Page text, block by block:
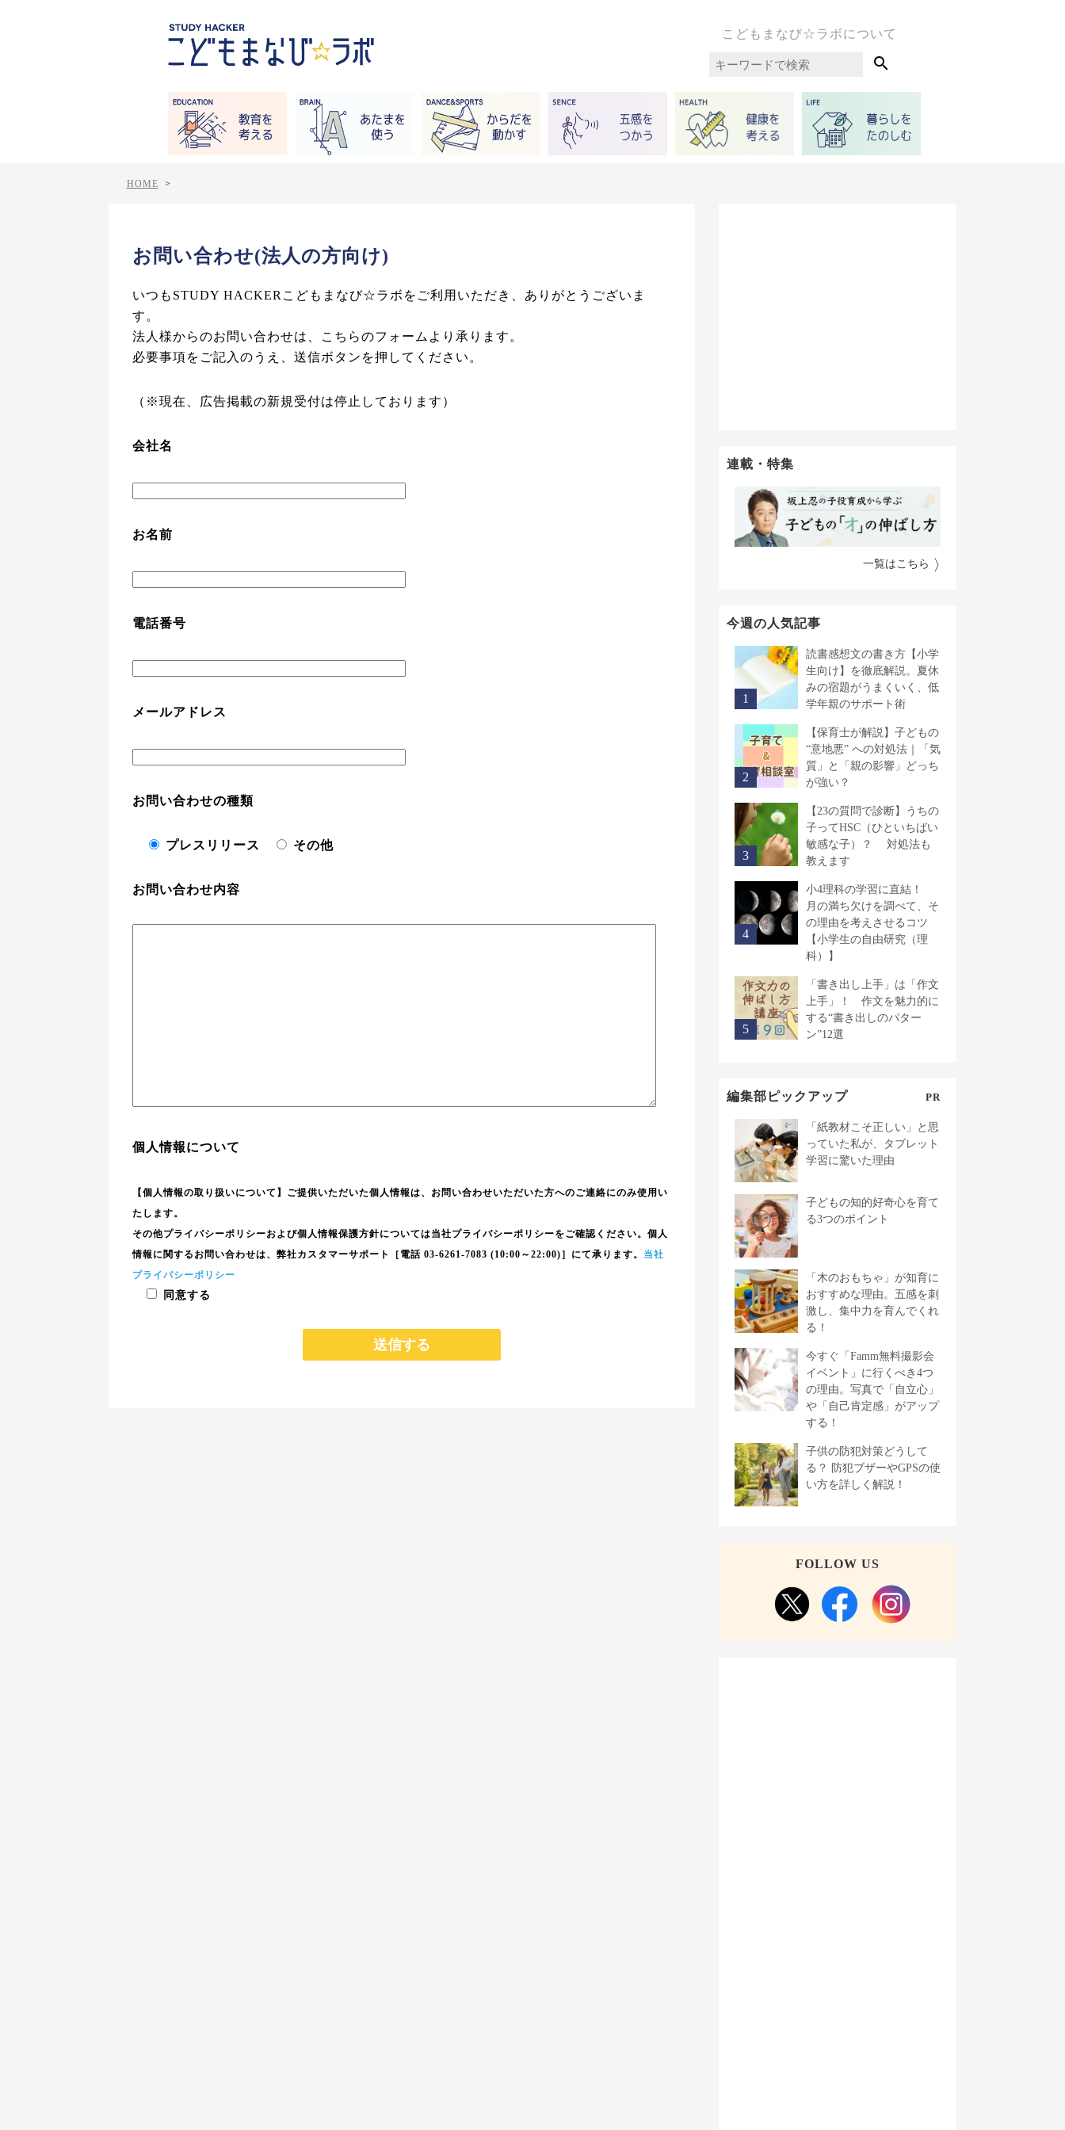
こどもまなび☆ラボについて

HOME >
お問い合わせ(法人の方向け)
いつもSTUDY HACKERこどもまなび☆ラボをご利用いただき、ありがとうございま
す。
法人様からのお問い合わせは、こちらのフォームより承ります。
必要事項をご記入のうえ、送信ボタンを押してください。
（※現在、広告掲載の新規受付は停止しております）
会社名
お名前
電話番号
メールアドレス
お問い合わせの種類
プレスリリース その他
お問い合わせ内容
個人情報について
【個人情報の取り扱いについて】ご提供いただいた個人情報は、お問い合わせいただいた方へのご連絡にのみ使用い
たします。
その他プライバシーポリシーおよび個人情報保護方針については当社プライバシーポリシーをご確認ください。個人
情報に関するお問い合わせは、弊社カスタマーサポート［電話 03-6261-7083 (10:00～22:00)］にて承ります。 当社
プライバシーポリシー
同意する
連載・特集
一覧はこちら
今週の人気記事
読書感想文の書き方【小学
生向け】を徹底解説。夏休
みの宿題がうまくいく、低
学年親のサポート術
【保育士が解説】子どもの
“意地悪” への対処法｜「気
質」と「親の影響」どっち
が強い？
【23の質問で診断】うちの
子ってHSC（ひといちばい
敏感な子）？ 対処法も
教えます
小4理科の学習に直結！
月の満ち欠けを調べて、そ
の理由を考えさせるコツ
【小学生の自由研究（理
科）】
「書き出し上手」は「作文
上手」！ 作文を魅力的に
する“書き出しのパター
ン”12選
編集部ピックアップ PR
「紙教材こそ正しい」と思
っていた私が、タブレット
学習に驚いた理由
子どもの知的好奇心を育て
る3つのポイント
「木のおもちゃ」が知育に
おすすめな理由。五感を刺
激し、集中力を育んでくれ
る！
今すぐ「Famm無料撮影会
イベント」に行くべき4つ
の理由。写真で「自立心」
や「自己肯定感」がアップ
する！
子供の防犯対策どうして
る？ 防犯ブザーやGPSの使
い方を詳しく解説！
FOLLOW US